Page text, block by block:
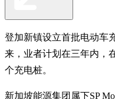
登加新镇设立首批电动车
来，业者计划在三年内，
个充电桩。
新加坡能源集团属下SP